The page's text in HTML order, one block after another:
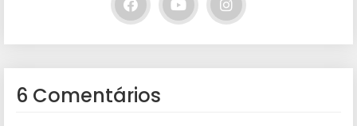
6 Comentários